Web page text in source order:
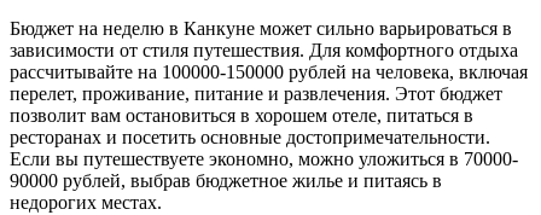
Бюджет на неделю в Канкуне может сильно варьироваться в
зависимости от стиля путешествия. Для комфортного отдыха
рассчитывайте на 100000-150000 рублей на человека, включая
перелет, проживание, питание и развлечения. Этот бюджет
позволит вам остановиться в хорошем отеле, питаться в
ресторанах и посетить основные достопримечательности.
Если вы путешествуете экономно, можно уложиться в 70000-
90000 рублей, выбрав бюджетное жилье и питаясь в
недорогих местах.